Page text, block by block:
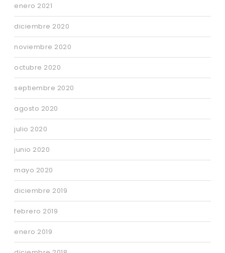
enero 2021
diciembre 2020
noviembre 2020
octubre 2020
septiembre 2020
agosto 2020
julio 2020
junio 2020
mayo 2020
diciembre 2019
febrero 2019
enero 2019